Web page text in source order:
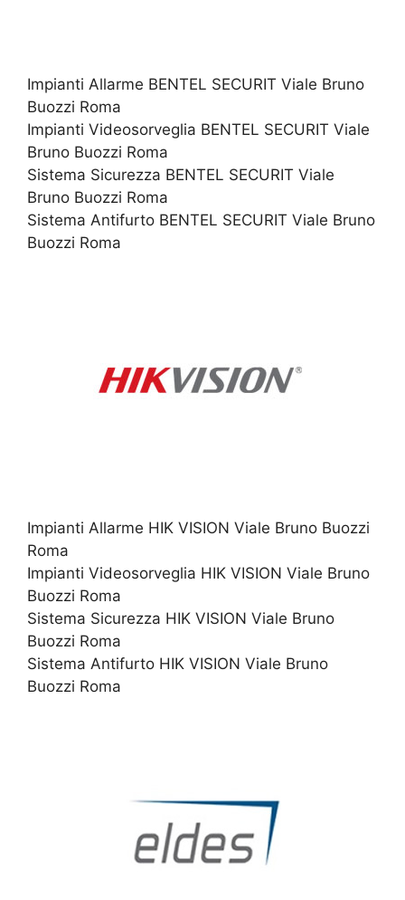
Impianti Allarme BENTEL SECURIT Viale Bruno
Buozzi Roma
Impianti Videosorveglia BENTEL SECURIT Viale
Bruno Buozzi Roma
Sistema Sicurezza BENTEL SECURIT Viale
Bruno Buozzi Roma
Sistema Antifurto BENTEL SECURIT Viale Bruno
Buozzi Roma
Impianti Allarme HIK VISION Viale Bruno Buozzi
Roma
Impianti Videosorveglia HIK VISION Viale Bruno
Buozzi Roma
Sistema Sicurezza HIK VISION Viale Bruno
Buozzi Roma
Sistema Antifurto HIK VISION Viale Bruno
Buozzi Roma